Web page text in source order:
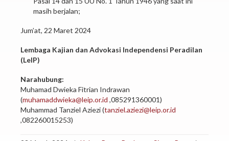
masih berjalan;
Jum’at, 22 Maret 2024
Lembaga Kajian dan Advokasi Independensi Peradilan
(LeIP)
Narahubung:
Muhamad Dwieka Fitrian Indrawan
(muhamaddwieka@leip.or.id ,085291360001)
Muhammad Tanziel Aziezi (tanziel.aziezi@leip.or.id
,082260015253)